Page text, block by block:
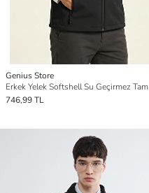
Genius Store
746,99 TL